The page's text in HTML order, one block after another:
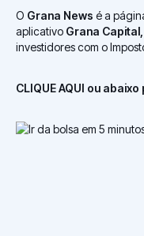
O Grana News é a
aplicativo Grana
investidores com o
CLIQUE AQUI ou